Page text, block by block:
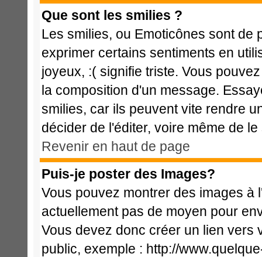
Que sont les smilies ?
Les smilies, ou Emoticônes sont de
exprimer certains sentiments en
joyeux, :( signifie triste. Vous
la composition d'un message.
smilies, car ils peuvent vite rendre
décider de l'éditer, voire même de
Revenir en haut de page
Puis-je poster des Images?
Vous pouvez montrer des images à
actuellement pas de moyen pour
Vous devez donc créer un lien vers
public, exemple : http://